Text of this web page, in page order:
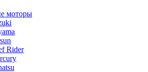
моторы
Rider